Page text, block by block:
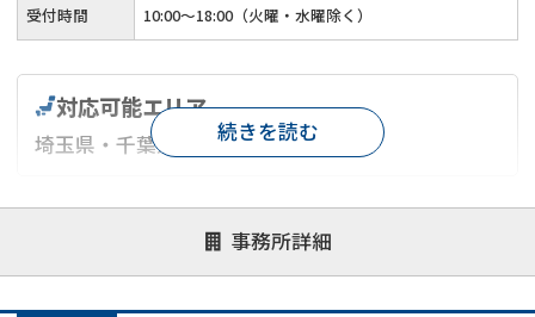
受付時間 10:00～18:00（火曜・水曜除く）
事務所詳細
対応可能エリア
埼玉県・千葉県
対応が親身 オンライン面談可能
レスポンスが早い
1億円以上の買取可
続きを読む